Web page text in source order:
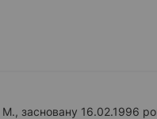
засновану 16.02.1996